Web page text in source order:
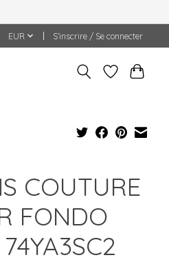
EUR S’inscrire / Se connecter
COUTURE
FONDO